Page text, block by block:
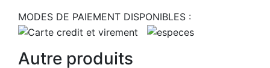
MODES DE PAIEMENT DISPONIBLES :
Autre produits